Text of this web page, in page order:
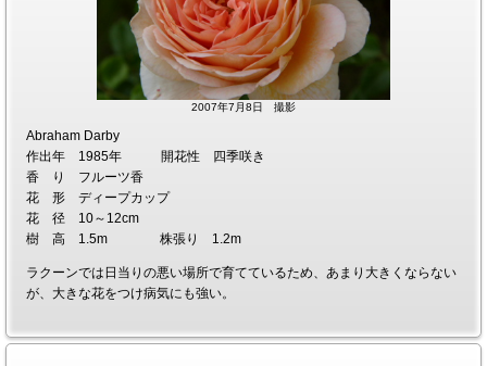
2007年7月8日 撮影
Abraham Darby
作出年 1985年 開花性 四季咲き
香 り フルーツ香
花 形 ディープカップ
花 径 10～12cm
樹 高 1.5m 株張り 1.2m
ラクーンでは日当りの悪い場所で育てているため、あまり大きくならない
が、大きな花をつけ病気にも強い。